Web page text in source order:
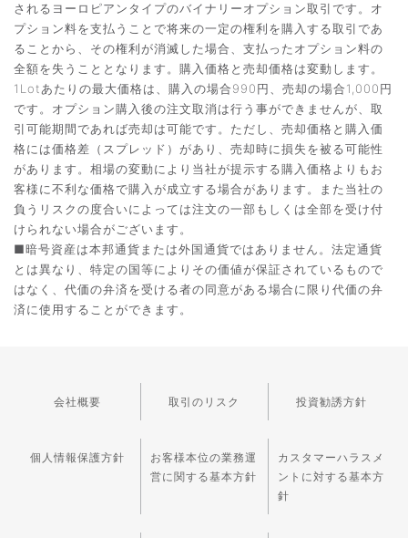
されるヨーロピアンタイプのバイナリーオプション取引です。オ
プション料を支払うことで将来の一定の権利を購入する取引であ
ることから、その権利が消滅した場合、支払ったオプション料の
全額を失うこととなります。購入価格と売却価格は変動します。
1Lotあたりの最大価格は、購入の場合990円、売却の場合1,000円
です。オプション購入後の注文取消は行う事ができませんが、取
引可能期間であれば売却は可能です。ただし、売却価格と購入価
格には価格差（スプレッド）があり、売却時に損失を被る可能性
があります。相場の変動により当社が提示する購入価格よりもお
客様に不利な価格で購入が成立する場合があります。また当社の
負うリスクの度合いによっては注文の一部もしくは全部を受け付
けられない場合がございます。
■暗号資産は本邦通貨または外国通貨ではありません。法定通貨
とは異なり、特定の国等によりその価値が保証されているもので
はなく、代価の弁済を受ける者の同意がある場合に限り代価の弁
済に使用することができます。
会社概要 取引のリスク 投資勧誘方針
個人情報保護方針
お客様本位の業務運
営に関する基本方針
カスタマーハラスメ
ントに対する基本方
針